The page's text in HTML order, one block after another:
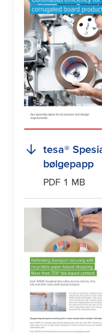
tesa®
bølgepapp
PDF 1 MB